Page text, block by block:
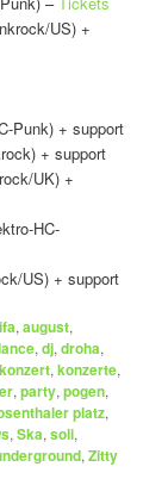
US) +
Punk) + support
+ support
UK) +
HC-
US) + support
,august,
,dj,droha,
konzert,konzerte,
,party,pogen,
platz,
,Ska,soli,
,Zitty